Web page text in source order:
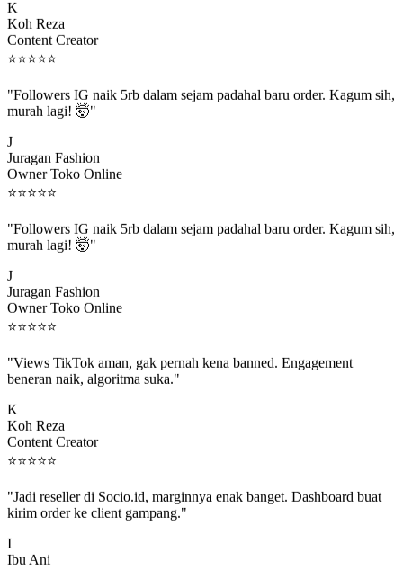
Koh Reza
Content Creator
⭐⭐⭐⭐⭐
murah lagi! 🤯"
Juragan Fashion
Owner Toko Online
⭐⭐⭐⭐⭐
murah lagi! 🤯"
Juragan Fashion
Owner Toko Online
⭐⭐⭐⭐⭐
beneran naik, algoritma suka."
Koh Reza
Content Creator
⭐⭐⭐⭐⭐
kirim order ke client gampang."
Ibu Ani
Reseller SMM